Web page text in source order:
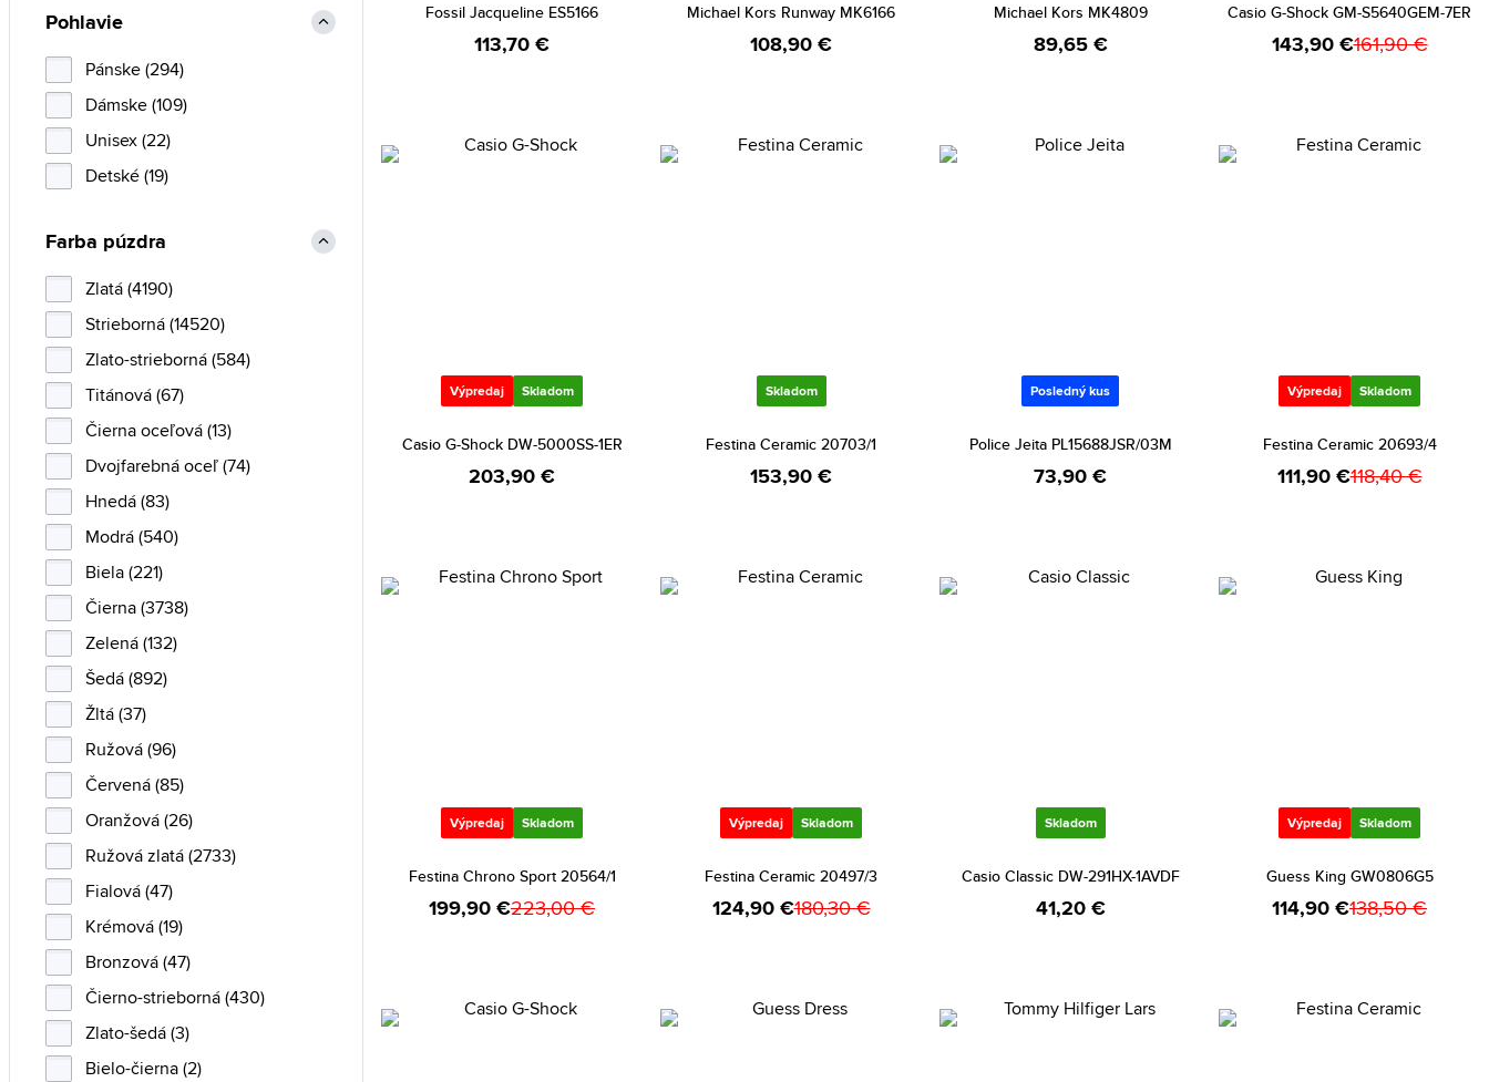
Fossil Jacqueline ES5166
113,70 €
Michael Kors Runway MK6166
108,90 €
Michael Kors MK4809
89,65 €
Casio G-Shock GM-S5640GEM-7ER
143,90 €161,90 €
Výpredaj Skladom
Casio G-Shock DW-5000SS-1ER
203,90 €
Skladom
Festina Ceramic 20703/1
153,90 €
Posledný kus
Police Jeita PL15688JSR/03M
73,90 €
Výpredaj Skladom
Festina Ceramic 20693/4
111,90 €118,40 €
Výpredaj Skladom
Festina Chrono Sport 20564/1
199,90 €223,00 €
Výpredaj Skladom
Festina Ceramic 20497/3
124,90 €180,30 €
Skladom
Casio Classic DW-291HX-1AVDF
41,20 €
Výpredaj Skladom
Guess King GW0806G5
114,90 €138,50 €
Casio (84)
Christian Lacroix (1)
Citizen (5)
Daniel Klein (9)
Daniel Wellington (2)
Emporio Armani (1)
Esprit (2)
Festina (23)
Fossil (16)
Guess (42)
Heinrichssohn (1)
Hugo Boss (4)
Invicta (63)
Iwood Real Wood (2)
Lacoste (11)
Lorus (8)
Lumir (2)
Maserati (10)
Michael Kors (15)
Nautica (1)
Orient (4)
Philipp Plein (3)
Police (12)
Roccobarocco (16)
Seiko (14)
Swiss Military by Chrono (1)
Swiss Military Hanowa (4)
Timberland (7)
Timex (15)
Pohlavie
Pánske (294)
Dámske (109)
Unisex (22)
Detské (19)
Farba púzdra
Zlatá (4190)
Strieborná (14520)
Zlato-strieborná (584)
Titánová (67)
Čierna oceľová (13)
Dvojfarebná oceľ (74)
Hnedá (83)
Modrá (540)
Biela (221)
Čierna (3738)
Zelená (132)
Šedá (892)
Žltá (37)
Ružová (96)
Červená (85)
Oranžová (26)
Ružová zlatá (2733)
Fialová (47)
Krémová (19)
Bronzová (47)
Čierno-strieborná (430)
Zlato-šedá (3)
Bielo-čierna (2)